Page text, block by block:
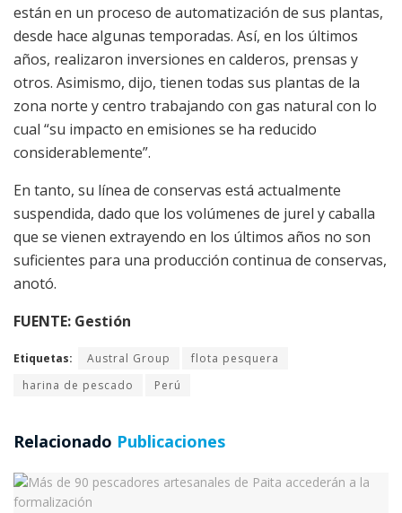
están en un proceso de automatización de sus plantas,
desde hace algunas temporadas. Así, en los últimos
años, realizaron inversiones en calderos, prensas y
otros. Asimismo, dijo, tienen todas sus plantas de la
zona norte y centro trabajando con gas natural con lo
cual “su impacto en emisiones se ha reducido
considerablemente”.
En tanto, su línea de conservas está actualmente
suspendida, dado que los volúmenes de jurel y caballa
que se vienen extrayendo en los últimos años no son
suficientes para una producción continua de conservas,
anotó.
FUENTE: Gestión
Etiquetas: Austral Group
flota pesquera
harina de pescado
Perú
Relacionado Publicaciones